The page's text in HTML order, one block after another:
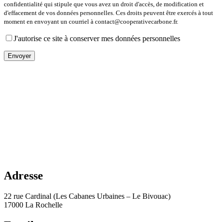
confidentialité qui stipule que vous avez un droit d'accès, de modification et
d'effacement de vos données personnelles. Ces droits peuvent être exercés à tout
moment en envoyant un courriel à contact@cooperativecarbone.fr.
J'autorise ce site à conserver mes données personnelles
Adresse
22 rue Cardinal (Les Cabanes Urbaines – Le Bivouac)
17000 La Rochelle